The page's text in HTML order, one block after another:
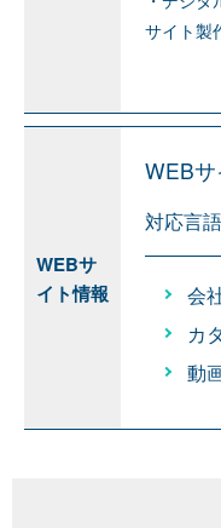
サイト製
WEBサ
イト情報
WEB
対応言
会
カ
動